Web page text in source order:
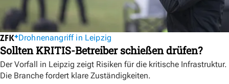
Drohnenangriff in Leipzig
Sollten KRITIS-Betreiber schießen drüfen?
Der Vorfall in Leipzig zeigt Risiken für die kritische Infrastruktur.
Die Branche fordert klare Zuständigkeiten.